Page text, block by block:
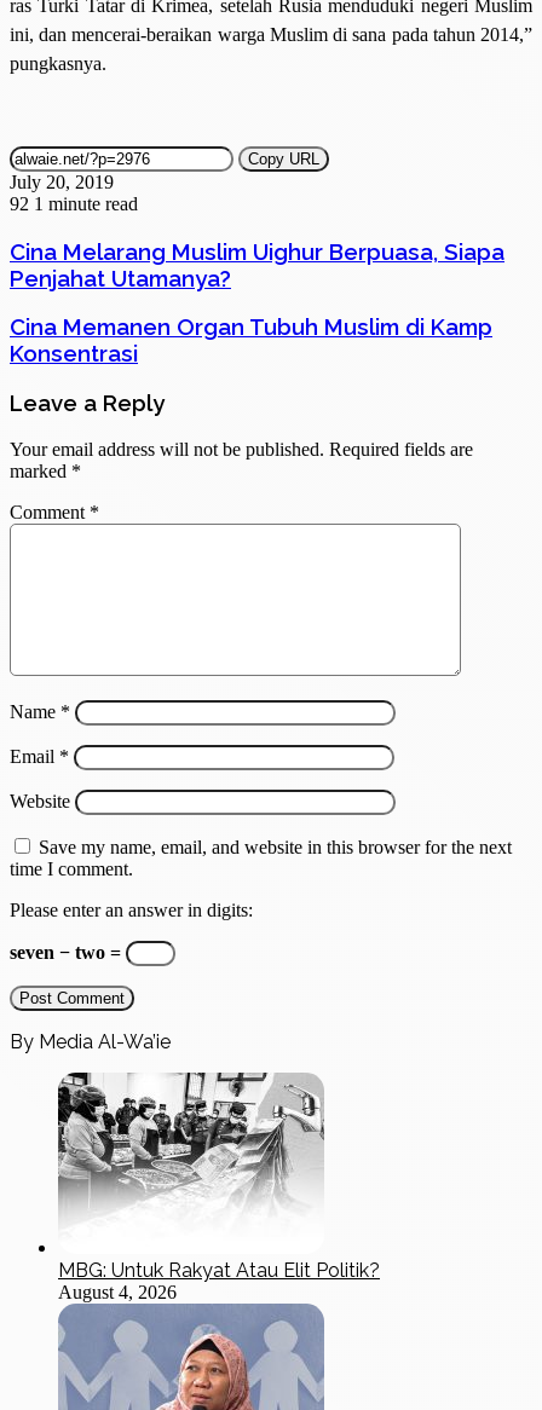
ras Turki Tatar di Krimea, setelah Rusia menduduki negeri Muslim
ini, dan mencerai-beraikan warga Muslim di sana pada tahun 2014,”
pungkasnya.
Copy URL
July 20, 2019
92 1 minute read
Cina Melarang Muslim Uighur Berpuasa, Siapa
Penjahat Utamanya?
Cina Memanen Organ Tubuh Muslim di Kamp
Konsentrasi
Leave a Reply
Your email address will not be published. Required fields are
marked *
Comment *
Name *
Email *
Website
Save my name, email, and website in this browser for the next
time I comment.
Please enter an answer in digits:
seven − two =
By Media Al-Wa’ie
MBG: Untuk Rakyat Atau Elit Politik?
August 4, 2026